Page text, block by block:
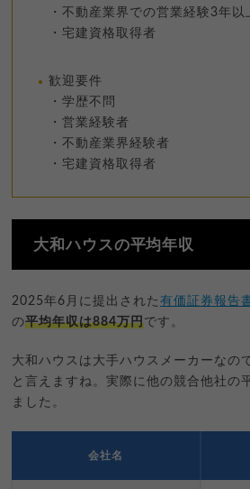
・不動産業界での営業経験3年以
・宅建資格取得者
歓迎要件
・学歴不問
・営業経験者
・不動産業界経験者
・宅建資格取得者
大和ハウスの平均年収
2025年6月に提出された 有価証券報告
の平均年収は884万円です。
大和ハウスは大手ハウスメーカーなの
と言えますね。実際に他の競合他社の
ました。
会社名